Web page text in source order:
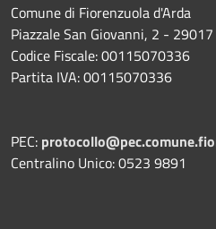
Comune di Fiorenzuola d'Arda
Piazzale San Giovanni, 2 - 29017
Codice Fiscale: 00115070336
Partita IVA: 00115070336
PEC:
Centralino Unico: 0523 9891